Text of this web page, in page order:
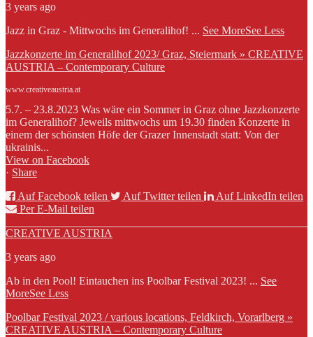
3 years ago
Jazz in Graz - Mittwochs im Generalihof! ... See MoreSee Less
Jazzkonzerte im Generalihof 2023/ Graz, Steiermark » CREATIVE
AUSTRIA – Contemporary Culture
www.creativeaustria.at
5.7. – 23.8.2023 Was wäre ein Sommer in Graz ohne Jazzkonzerte
im Generalihof? Jeweils mittwochs um 19.30 finden Konzerte in
einem der schönsten Höfe der Grazer Innenstadt statt: Von der
ukrainis...
View on Facebook
· Share
Auf Facebook teilen
Auf Twitter teilen
Auf LinkedIn teilen
Per E-Mail teilen
CREATIVE AUSTRIA
3 years ago
Ab in den Pool! Eintauchen ins Poolbar Festival 2023! ... See
MoreSee Less
Poolbar Festival 2023 / various locations, Feldkirch, Vorarlberg »
CREATIVE AUSTRIA – Contemporary Culture